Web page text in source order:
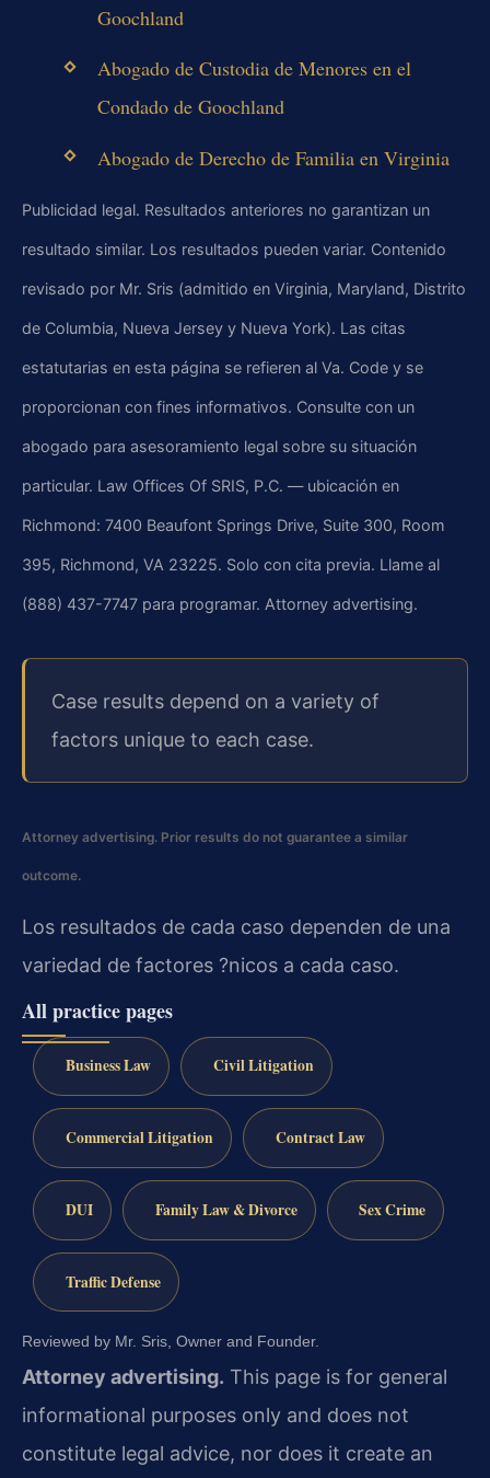
Goochland
Abogado de Custodia de Menores en el
Condado de Goochland
Abogado de Derecho de Familia en Virginia
Publicidad legal. Resultados anteriores no garantizan un
resultado similar. Los resultados pueden variar. Contenido
revisado por Mr. Sris (admitido en Virginia, Maryland, Distrito
de Columbia, Nueva Jersey y Nueva York). Las citas
estatutarias en esta página se refieren al Va. Code y se
proporcionan con fines informativos. Consulte con un
abogado para asesoramiento legal sobre su situación
particular. Law Offices Of SRIS, P.C. — ubicación en
Richmond: 7400 Beaufont Springs Drive, Suite 300, Room
395, Richmond, VA 23225. Solo con cita previa. Llame al
(888) 437-7747 para programar. Attorney advertising.
Case results depend on a variety of
factors unique to each case.
Attorney advertising. Prior results do not guarantee a similar
outcome.
Los resultados de cada caso dependen de una
variedad de factores ?nicos a cada caso.
All practice pages
Business Law Civil Litigation
Commercial Litigation Contract Law
DUI Family Law & Divorce Sex Crime
Traffic Defense
Reviewed by Mr. Sris, Owner and Founder.
Attorney advertising. This page is for general
informational purposes only and does not
constitute legal advice, nor does it create an